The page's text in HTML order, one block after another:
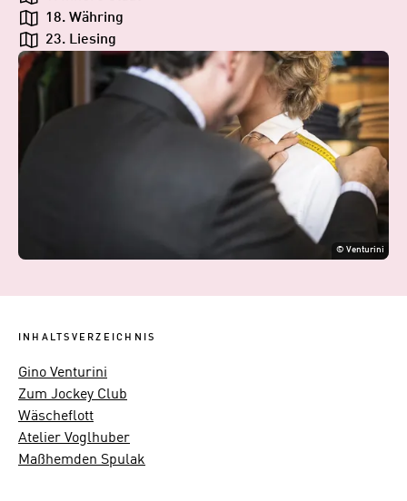
18. Währing
23. Liesing
©Venturini
INHALTSVERZEICHNIS
Gino Venturini
Zum Jockey Club
Wäscheflott
Atelier Voglhuber
Maßhemden Spulak